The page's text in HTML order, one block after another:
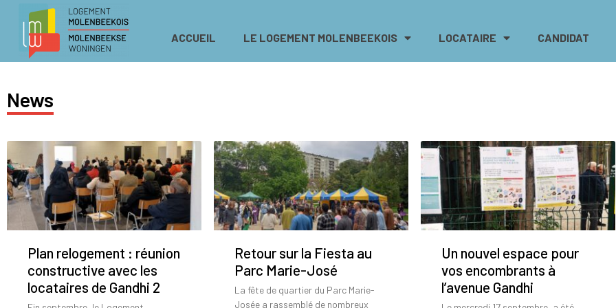
ACCUEIL LE LOGEMENT MOLENBEEKOIS LOCATAIRE CANDIDAT
News
Plan relogement : réunion
constructive avec les
locataires de Gandhi 2
Retour sur la Fiesta au
Parc Marie-José
La fête de quartier du Parc Marie-
Josée a rassemblé de nombreux
Un nouvel espace pour
vos encombrants à
l’avenue Gandhi